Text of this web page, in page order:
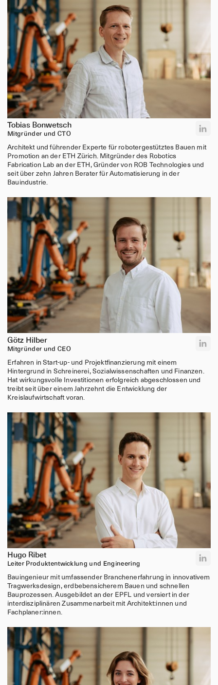
des Bauens nachhaltig mitzugestalten, möchten wir von
Ihnen hören!
Deine Aufgaben
Beratung und Unterstützung von Kunden bei der
projektspezifischen Umsetzung unserer Holz-Lehm-
Deckenlösungen
Zusammenarbeit und Koordination mit externen
Fachplanern
Repräsentation von Rematter auf
Branchenveranstaltungen und Konferenzen
Einladung zu Kundenevents
Präsentation unserer Lösungen und Technologien bei
Proaktive Verwaltung aller Kundenkontakte im CRM-
System, einschließlich Nachverfolgung von
Kundenfeedback
Erstellung von Vertriebskontakten und Kundenlisten für
Unterstützung bei der Erstellen von Sales Materialien
Leitung von Webinars/Schulungen
Vorbereitung von Messeauftritten in Abstimmung mit dem
Marketing
Du bringst mit
Abgeschlossenes Studium im Bereich Holzbau,
Bauingenieurwesen oder einer vergleichbaren
Fachrichtung
3+ Jahre Berufserfahrung im Holzbau, idealerweise mit
Schwerpunkt Tragwerksplanung und Konstruktion
und/oder Vertrieb.
Kenntnisse über nachhaltige Baustoffe und Bauweisen
sind von Vorteil
Starke Kommunikationsfähigkeiten, um Kunden
kompetent zu beraten und zu begeistern
Erfahrung im Umgang mit CRM-Systemen und im
Kundenmanagement
Proaktive und strukturierte Arbeitsweise im Vertrieb und
Kundenmanagement
Leidenschaft für Nachhaltigkeit und innovative
Wir bieten
Die Chance, nachhaltige Veränderung in einer Branche
voranzutreiben, die dies dringend benötigt
Möglichkeiten zur beruflichen Weiterentwicklung in einem
kollaborativen und innovativen Umfeld.
Attraktive Vergütung und Zusatzleistungen.
Bewerbung
Bereit, einen Beitrag zur nachhaltigen Zukunft
des Bauens zu leisten? Wir freuen uns auf ihre
Senden Sie uns Ihren Lebenslauf, ein Motivationsschreiben
und alle relevante Portfoliomaterialien.
Rematter AG
Telefon +41 44 508 01 76
Jetzt bewerben
Tobias Bonwetsch
Mitgründer und CTO
Architekt und führender Experte für robotergestütztes Bauen mit
Promotion an der ETH Zürich. Mitgründer des Robotics
Fabrication Lab an der ETH, Gründer von ROB Technologies und
seit über zehn Jahren Berater für Automatisierung in der
Bauindustrie.
Götz Hilber
Mitgründer und CEO
Erfahren in Start-up- und Projektfinanzierung mit einem
Hintergrund in Schreinerei, Sozialwissenschaften und Finanzen.
Hat wirkungsvolle Investitionen erfolgreich abgeschlossen und
treibt seit über einem Jahrzehnt die Entwicklung der
Kreislaufwirtschaft voran.
Hugo Ribet
Leiter Produktentwicklung und Engineering
Bauingenieur mit umfassender Branchenerfahrung in innovativem
Tragwerksdesign, erdbebensicherem Bauen und schnellen
Bauprozessen. Ausgebildet an der EPFL und versiert in der
interdisziplinären Zusammenarbeit mit Architekt:innen und
Fachplaner:innen.